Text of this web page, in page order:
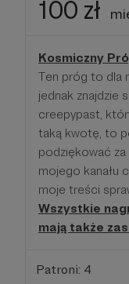
100 zł
Kosmiczny
Ten próg to dla
jednak znajdzie
creepypast,
taką kwotę, to
podziękować
mojego kanału
moje treści
Wszystkie
mają także
Patroni: 4